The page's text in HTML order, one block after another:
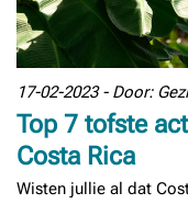
17-02-2023 - Door:
Top 7 tofste
Costa Rica
Wisten jullie al dat